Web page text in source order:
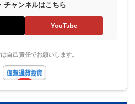
チャンネルはこちら
YouTube
自己責任でお願いします。